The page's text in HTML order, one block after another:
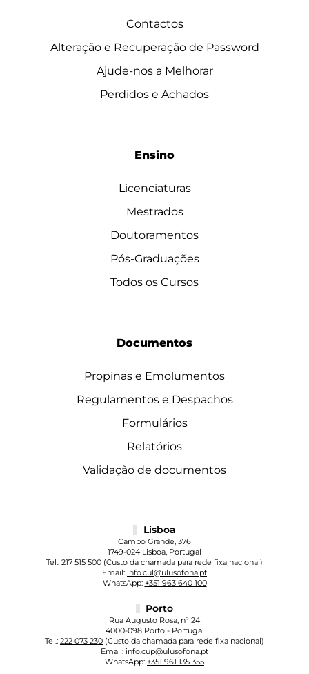
Contactos
Alteração e Recuperação de Password
Ajude-nos a Melhorar
Perdidos e Achados
Ensino
Licenciaturas
Mestrados
Doutoramentos
Pós-Graduações
Todos os Cursos
Documentos
Propinas e Emolumentos
Regulamentos e Despachos
Formulários
Relatórios
Validação de documentos
Lisboa
Campo Grande, 376
1749-024 Lisboa, Portugal
Tel.: 217 515 500 (Custo da chamada para rede fixa nacional)
Email: info.cul@ulusofona.pt
WhatsApp: +351 963 640 100
Porto
Rua Augusto Rosa, nº 24
4000-098 Porto - Portugal
Tel.: 222 073 230 (Custo da chamada para rede fixa nacional)
Email: info.cup@ulusofona.pt
WhatsApp: +351 961 135 355